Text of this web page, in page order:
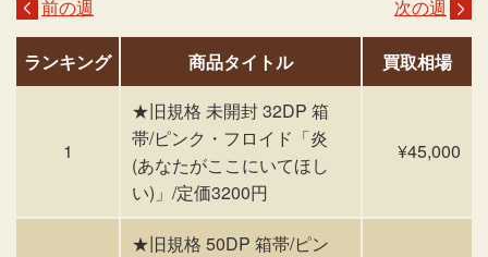
前の週
次の週
ランキング 商品タイトル 買取相場
1
★旧規格 未開封 32DP 箱
帯/ピンク・フロイド「炎
(あなたがここにいてほし
い)」/定価3200円
¥45,000
★旧規格 50DP 箱帯/ピン